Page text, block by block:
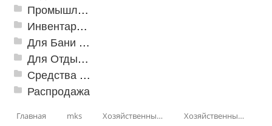
Промышленный текстиль
Инвентарь для клининга
Для Бани и Сауны
Для Отдыха и Пикника
Средства от насекомых и садовых вредителей
Распродажа
Главная mks Хозяйственные принадлежности Хозяйственные товары